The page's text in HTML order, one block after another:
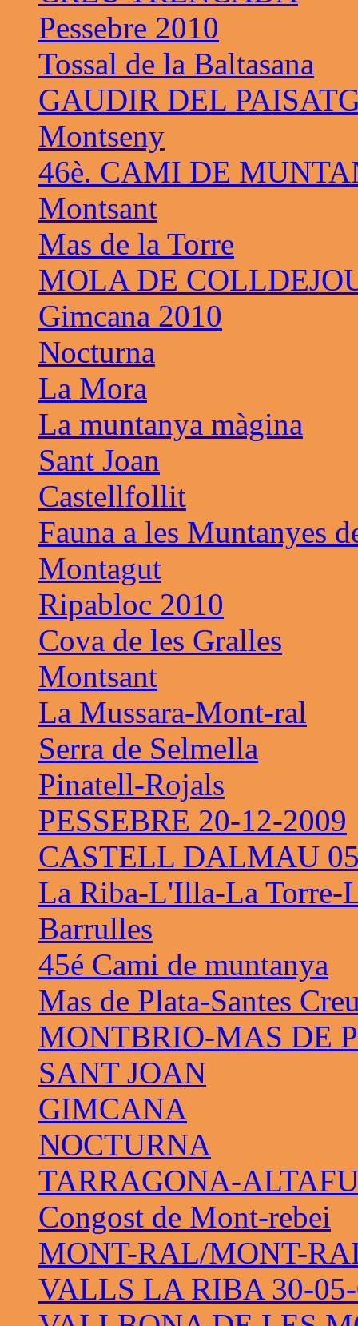
Pessebre 2010
Tossal de la Baltasana
GAUDIR DEL
Montseny
46è. CAMI DE
Montsant
Mas de la Torre
MOLA DE
Gimcana 2010
Nocturna
La Mora
La muntanya màgina
Sant Joan
Castellfollit
Fauna a les Muntanyes
Montagut
Ripabloc 2010
Cova de les Gralles
Montsant
La Mussara-Mont-ral
Serra de Selmella
Pinatell-Rojals
PESSEBRE 20-12-2009
CASTELL DALMAU
La Riba-L'Illa-La Torre-
Barrulles
45é Cami de muntanya
Mas de Plata-Santes
MONTBRIO-MAS DE
SANT JOAN
GIMCANA
NOCTURNA
TARRAGONA-
Congost de Mont-rebei
MONT-RAL/MONT-
VALLS LA RIBA 30-